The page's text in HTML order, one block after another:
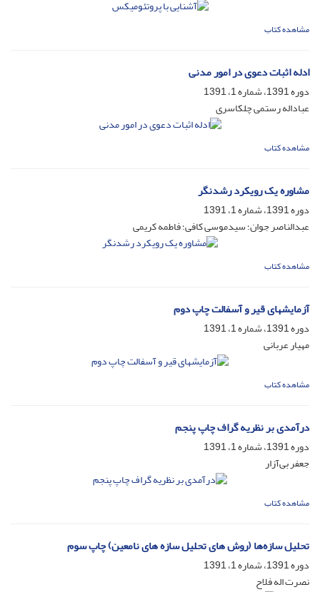
مشاهده کتاب
ادله اثبات دعوی در امور مدنی
دوره 1391، شماره 1، 1391
عباداله رستمی چلکاسری
مشاهده کتاب
مشاوره یک رویکرد رشدنگر
دوره 1391، شماره 1، 1391
عبدالناصر جوان؛ سیدموسی کافی؛ فاطمه کریمی
مشاهده کتاب
آزمایشهای قیر و آسفالت چاپ دوم
دوره 1391، شماره 1، 1391
مهیار عربانی
مشاهده کتاب
درآمدی بر نظریه گراف چاپ پنجم
دوره 1391، شماره 1، 1391
جعفر بی‌آزار
مشاهده کتاب
تحلیل سازه‌ها (روش های تحلیل سازه های نامعین) چاپ سوم
دوره 1391، شماره 1، 1391
نصرت‌ اله فلاح